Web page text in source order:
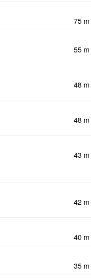
75 m
55 m
48 m
48 m
43 m
42 m
40 m
35 m